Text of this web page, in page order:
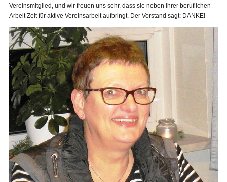
Vereinsmitglied, und wir freuen uns sehr, dass sie neben ihrer beruflichen
Arbeit Zeit für aktive Vereinsarbeit aufbringt. Der Vorstand sagt: DANKE!